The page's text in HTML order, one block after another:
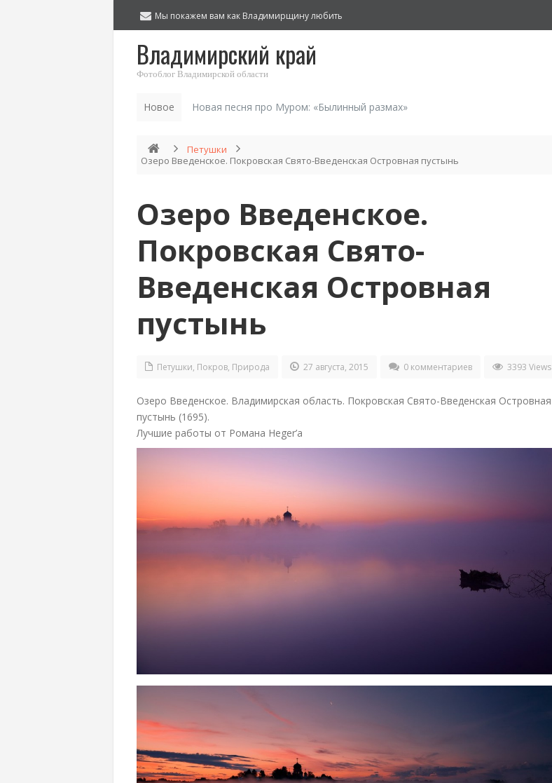
Мы покажем вам как Владимирщину любить
Владимирский край
Фотоблог Владимирской области
Новое Новая песня про Муром: «Былинный размах»
Петушки
Озеро Введенское. Покровская Свято-Введенская Островная пустынь
Озеро Введенское.
Покровская Свято-
Введенская Островная
пустынь
Петушки, Покров, Природа 27 августа, 2015 0 комментариев 3393 Views
Озеро Введенское. Владимирская область. Покровская Свято-Введенская Островная
пустынь (1695).
Лучшие работы от Романа Heger’а